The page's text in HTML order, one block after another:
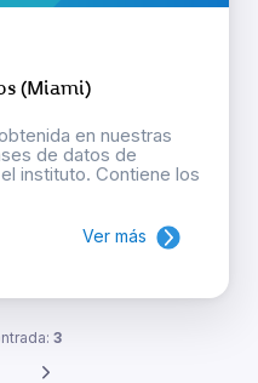
(Miami)
en nuestras
de datos de
instituto. Contiene los
Ver más
3